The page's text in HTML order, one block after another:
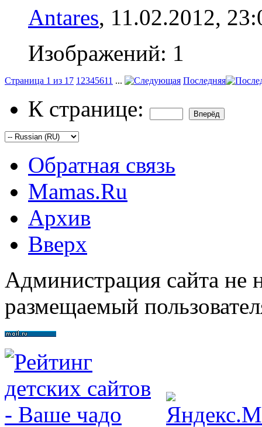
Antares, 11.02.2012,
Изображений: 1
Страница 1 из 17 1 2345611 ... Последняя
К странице:
Обратная связь
Mamas.Ru
Архив
Вверх
Администрация сайта не
размещаемый